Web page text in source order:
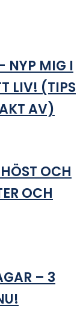
NYP MIG I
LIV! (TIPS
AV)
OCH
OCH
– 3